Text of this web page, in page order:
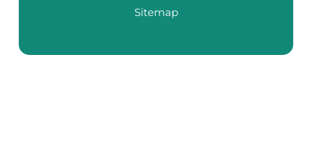
Sitemap